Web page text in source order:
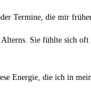
Termine, die mir
Sie fühlte sich
Energie, die ‌ich in⁣